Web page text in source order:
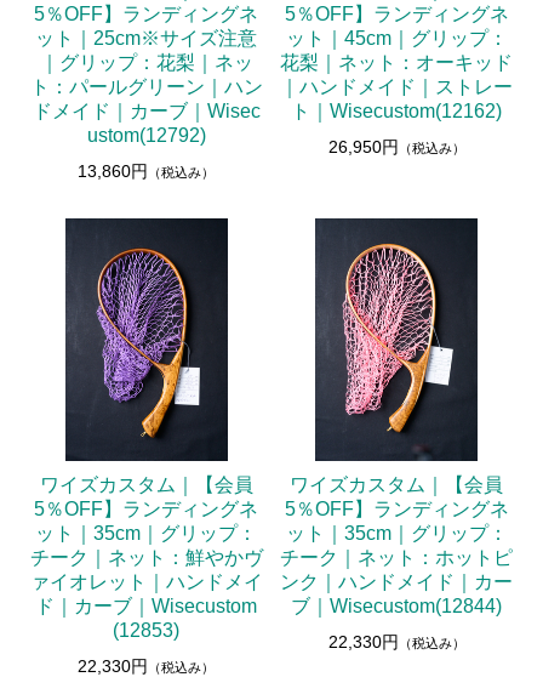
5％OFF】ランディングネ
ット｜25cm※サイズ注意
｜グリップ：花梨｜ネッ
ト：パールグリーン｜ハン
ドメイド｜カーブ｜Wisec
ustom(12792)
13,860円 （税込み）
5％OFF】ランディングネ
ット｜45cm｜グリップ：
花梨｜ネット：オーキッド
｜ハンドメイド｜ストレー
ト｜Wisecustom(12162)
26,950円 （税込み）
ワイズカスタム｜【会員
5％OFF】ランディングネ
ット｜35cm｜グリップ：
チーク｜ネット：鮮やかヴ
ァイオレット｜ハンドメイ
ド｜カーブ｜Wisecustom
(12853)
22,330円 （税込み）
ワイズカスタム｜【会員
5％OFF】ランディングネ
ット｜35cm｜グリップ：
チーク｜ネット：ホットピ
ンク｜ハンドメイド｜カー
ブ｜Wisecustom(12844)
22,330円 （税込み）